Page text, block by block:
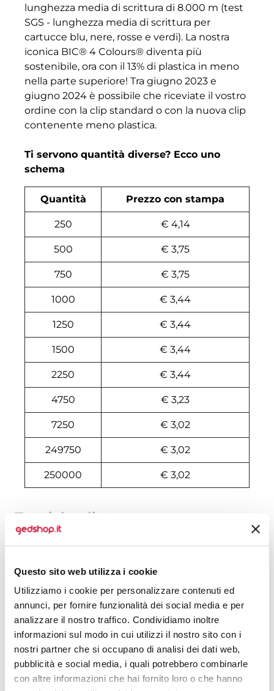
Questo sito web utilizza i cookie
Utilizziamo i cookie per personalizzare contenuti ed
annunci, per fornire funzionalità dei social media e per
analizzare il nostro traffico. Condividiamo inoltre
informazioni sul modo in cui utilizzi il nostro sito con i
nostri partner che si occupano di analisi dei dati web,
pubblicità e social media, i quali potrebbero combinarle
con altre informazioni che hai fornito loro o che hanno
lunghezza media di scrittura di 8.000 m (test
SGS - lunghezza media di scrittura per
cartucce blu, nere, rosse e verdi). La nostra
iconica BIC® 4 Colours® diventa più
sostenibile, ora con il 13% di plastica in meno
nella parte superiore! Tra giugno 2023 e
giugno 2024 è possibile che riceviate il vostro
ordine con la clip standard o con la nuova clip
contenente meno plastica.
Ti servono quantità diverse? Ecco uno
schema
Quantità Prezzo con stampa
250 € 4,14
500 € 3,75
750 € 3,75
1000 € 3,44
1250 € 3,44
1500 € 3,44
2250 € 3,44
4750 € 3,23
7250 € 3,02
249750 € 3,02
250000 € 3,02
Tecniche di stampa
Domande e risposte
Prodotti alternativi